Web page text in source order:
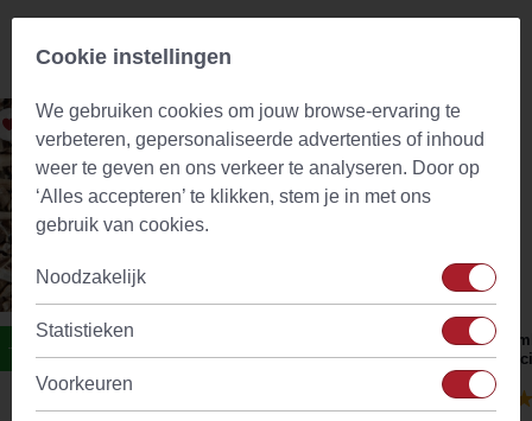
Vergelijkbare producten
Duizendblad Kruid Blad Gesneden (Achillea
millefolium)
Cookie instellingen
We gebruiken cookies om jouw browse-ervaring te
verbeteren, gepersonaliseerde advertenties of inhoud
weer te geven en ons verkeer te analyseren. Door op
‘Alles accepteren’ te klikken, stem je in met ons
gebruik van cookies.
Noodzakelijk
Statistieken
Voorkeuren